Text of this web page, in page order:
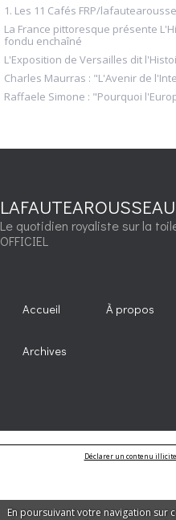
En poursuivant votre navigation sur
1. Les 11 Cafés FRP/
La France pittoresque présente
fondu enchaîné
L'Exposition de Versailles dit
Charles Maurras : "L'Avenir de
Raffaele Simone : "Pourquoi
LAFAUTEAROUSSEAU
Le quotidien royaliste sur la
OFFICIEL
Accueil À propos
Archives
Déclarer un contenu illicite